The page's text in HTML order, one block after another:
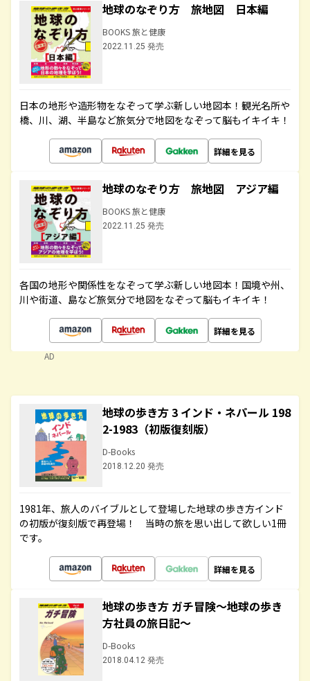
地球のなぞり方 旅地図 日本編
BOOKS 旅と健康
2022.11.25 発売
日本の地形や造形物をなぞって学ぶ新しい地図本！観光名所や
橋、川、湖、半島など旅気分で地図をなぞって脳もイキイキ！
詳細を見る
地球のなぞり方 旅地図 アジア編
BOOKS 旅と健康
2022.11.25 発売
各国の地形や関係性をなぞって学ぶ新しい地図本！国境や州、
川や街道、島など旅気分で地図をなぞって脳もイキイキ！
詳細を見る
AD
地球の歩き方 3 インド・ネパール 198
2-1983（初版復刻版）
D-Books
2018.12.20 発売
1981年、旅人のバイブルとして登場した地球の歩き方インド
の初版が復刻版で再登場！ 当時の旅を思い出して欲しい1冊
です。
詳細を見る
地球の歩き方 ガチ冒険～地球の歩き
方社員の旅日記～
D-Books
2018.04.12 発売